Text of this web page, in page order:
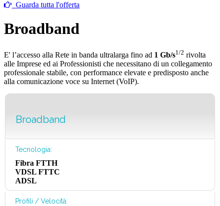
Guarda tutta l'offerta
Broadband
E' l’accesso alla Rete in banda ultralarga fino ad 1 Gb/s1/2 rivolta
alle Imprese ed ai Professionisti che necessitano di un collegamento
professionale stabile, con performance elevate e predisposto anche
alla comunicazione voce su Internet (VoIP).
Broadband
Tecnologia:
Fibra FTTH
VDSL FTTC
ADSL
Profili / Velocità: